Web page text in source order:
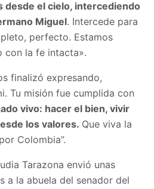
desde el cielo, intercediendo
Miguel. Intercede para
perfecto. Estamos
con la fe intacta».
finalizó expresando,
Tu misión fue cumplida con
vivo: hacer el bien, vivir
los valores. Que viva la
Colombia”.
Tarazona envió unas
a la abuela del senador del